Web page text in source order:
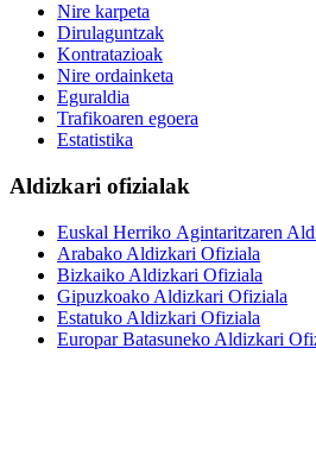
Nire karpeta
Dirulaguntzak
Kontratazioak
Nire ordainketa
Eguraldia
Trafikoaren egoera
Estatistika
Aldizkari ofizialak
Euskal Herriko Agintaritzaren
Arabako Aldizkari Ofiziala
Bizkaiko Aldizkari Ofiziala
Gipuzkoako Aldizkari Ofiziala
Estatuko Aldizkari Ofiziala
Europar Batasuneko Aldizkari